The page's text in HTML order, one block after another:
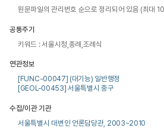
원문파일의 관리번호 순으로 정리되어 있음 (최대
공통주기
키워드 : 서울시청,종례,조례식
연관정보
[FUNC-00047] (대기능) 일반행정
[GEOL-00453] 서울특별시 중구
수집/이관 기관
서울특별시 대변인 언론담당관, 2003~2010